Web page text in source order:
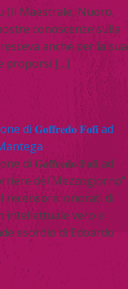
(Il Maestrale, Nuoro,
conoscenze sulla
anche per la sua
proporsi […]
di 𝐆𝐨𝐟𝐟𝐫𝐞𝐝𝐨 𝐅𝐨𝐟𝐢 ad
di 𝐆𝐨𝐟𝐟𝐫𝐞𝐝𝐨 𝐅𝐨𝐟𝐢 ad
del Mezzogiorno"
recensore: onorati di
intellettuale vero e
esordio di Edoardo